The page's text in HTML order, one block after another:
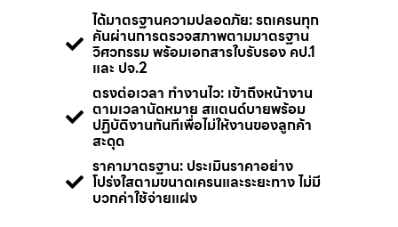
ได้มาตรฐานความปลอดภัย: รถเครนทุก
คันผ่านการตรวจสภาพตามมาตรฐาน
วิศวกรรม พร้อมเอกสารใบรับรอง คป.1
และ ปจ.2
ตรงต่อเวลา ทำงานไว: เข้าถึงหน้างาน
ตามเวลานัดหมาย สแตนด์บายพร้อม
ปฏิบัติงานทันทีเพื่อไม่ให้งานของลูกค้า
สะดุด
ราคามาตรฐาน: ประเมินราคาอย่าง
โปร่งใสตามขนาดเครนและระยะทาง ไม่มี
บวกค่าใช้จ่ายแฝง